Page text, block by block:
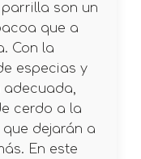
son un
que a
Con la
especias y
cerdo a la
dejarán a
En este